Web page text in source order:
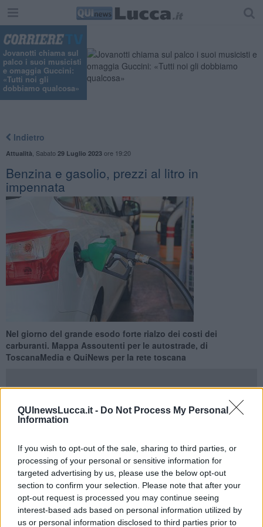
QUInewsLucca.it - Do Not Process My Personal
Information
If you wish to opt-out of the sale, sharing to third parties, or
processing of your personal or sensitive information for
targeted advertising by us, please use the below opt-out
section to confirm your selection. Please note that after your
opt-out request is processed you may continue seeing
interest-based ads based on personal information utilized by
us or personal information disclosed to third parties prior to
Jovanotti chiama sul
palco i suoi musicisti
e omaggia Guccini:
«Tutti noi gli
dobbiamo qualcosa»
Indietro
Attualità Sabato 29 Luglio 2023ore 19:20
Benzina e gasolio, prezzi al litro in
impennata
Nel giorno del grande esodo forte rialzo dei costi dei
carburanti. Mappa Assoutenti per le autostrade, di
ToscanaMedia e QuiNews per la rete toscana
per la benzina verde
e rincari record per il gasolio sulla rete
autostradale italiana e proprio nel giorno in cui va in scena il primo
grande esodo dell'estate: a rivelarlo èAssoutentiche traccia una
mappa del caro carburanti in Italia, così come per la Toscana e i
territori provincialiToscanaMediae QuiNewsoffrono i listini
territoriali.
Tornando però alle autostrade, sullaA4 Venezia-Triesteè stato